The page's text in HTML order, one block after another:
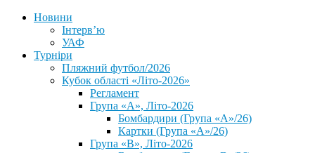
Новини
Інтерв’ю
УАФ
Турніри
Пляжний футбол/2026
Кубок області «Літо-2026»
Регламент
Група «А», Літо-2026
Бомбардири (Група «А»/26)
Картки (Група «А»/26)
Група «В», Літо-2026